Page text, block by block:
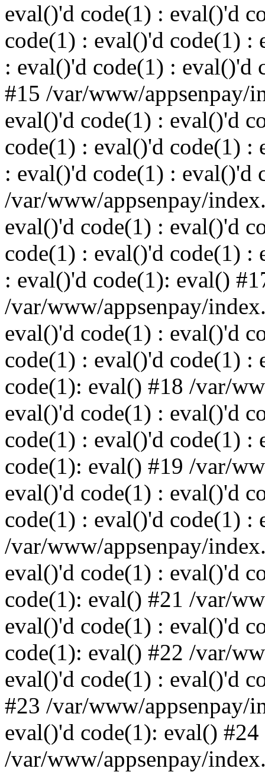
eval()'d code(1) : eval()'d
code(1) : eval()'d code(1) :
: eval()'d code(1) : eval()'d
#15 /var/www/appsenpay/
eval()'d code(1) : eval()'d
code(1) : eval()'d code(1) :
: eval()'d code(1) : eval()'d
/var/www/appsenpay/
eval()'d code(1) : eval()'d
code(1) : eval()'d code(1) :
: eval()'d code(1): eval()
/var/www/appsenpay/
eval()'d code(1) : eval()'d
code(1) : eval()'d code(1) :
code(1): eval() #18 /var/
eval()'d code(1) : eval()'d
code(1) : eval()'d code(1) :
code(1): eval() #19 /var/
eval()'d code(1) : eval()'d
code(1) : eval()'d code(1) :
/var/www/appsenpay/
eval()'d code(1) : eval()'d
code(1): eval() #21 /var/
eval()'d code(1) : eval()'d
code(1): eval() #22 /var/
eval()'d code(1) : eval()'d
#23 /var/www/appsenpay/
eval()'d code(1): eval() #24
/var/www/appsenpay/